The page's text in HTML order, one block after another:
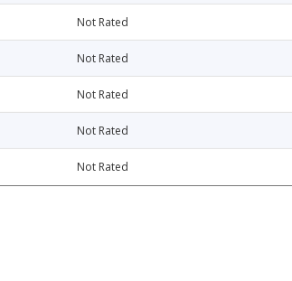
Not Rated
Not Rated
Not Rated
Not Rated
Not Rated